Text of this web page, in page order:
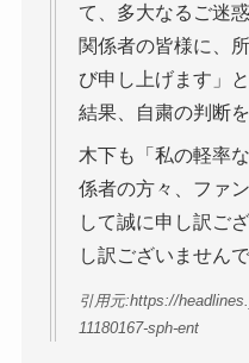
て、多大なるご迷
関係者の皆様に、
び申し上げます」
結果、自粛の判断
木下も「私の軽率
係者の方々、ファ
して誠に申し訳ご
し訳ございません
引用元:https://
11180167-sph-ent